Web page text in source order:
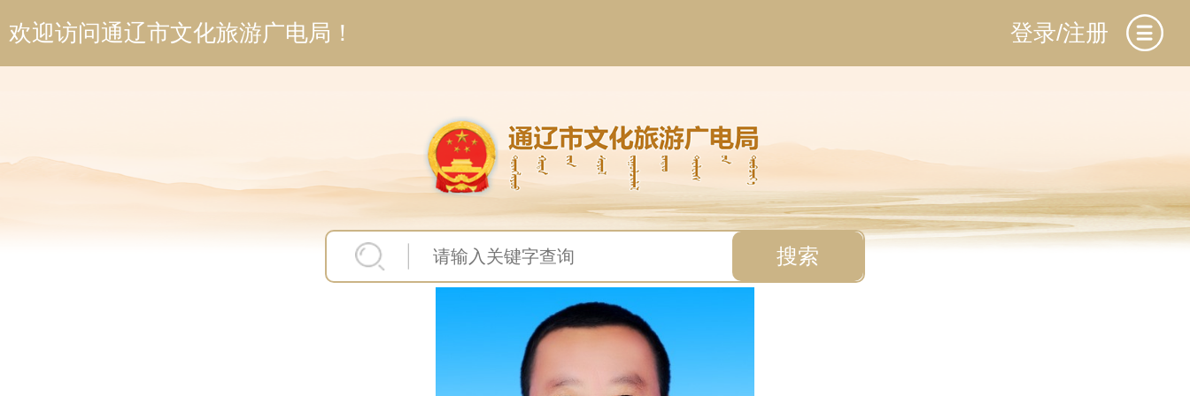
欢迎访问通辽市文化旅游广电局！ 登录/注册
搜索